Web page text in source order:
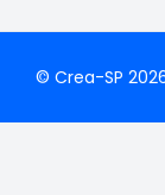
© Crea-SP